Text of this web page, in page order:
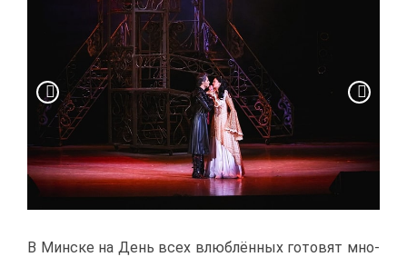
В Мин­ске на День всех влюб­лён­ных го­то­вят мно­